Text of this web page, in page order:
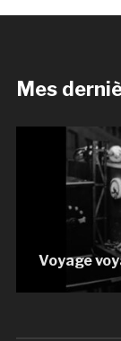
Mes
Voyage